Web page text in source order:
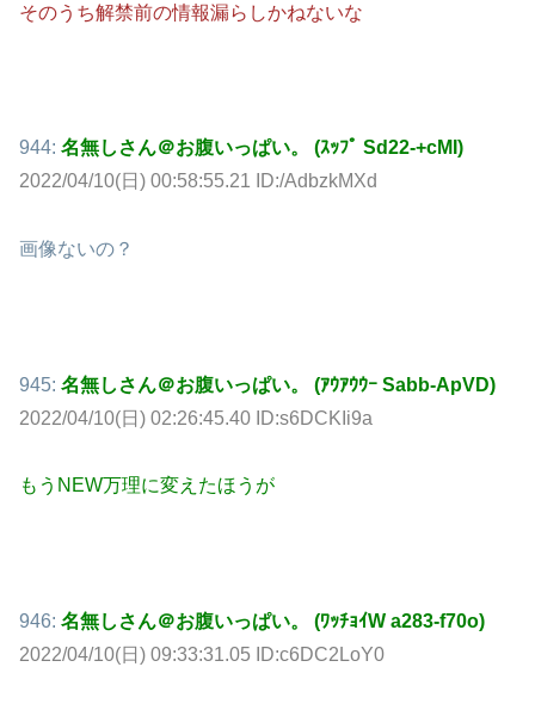
そのうち解禁前の情報漏らしかねないな
944: 名無しさん＠お腹いっぱい。 (ｽｯﾌﾟ Sd22-+cMI)
2022/04/10(日) 00:58:55.21 ID:/AdbzkMXd
画像ないの？
945: 名無しさん＠お腹いっぱい。 (ｱｳｱｳｳｰ Sabb-ApVD)
2022/04/10(日) 02:26:45.40 ID:s6DCKIi9a
もうNEW万理に変えたほうが
946: 名無しさん＠お腹いっぱい。 (ﾜｯﾁｮｲW a283-f70o)
2022/04/10(日) 09:33:31.05 ID:c6DC2LoY0